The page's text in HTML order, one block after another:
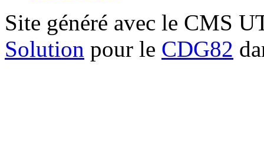
Site généré avec le CMS
Solution pour le CDG82